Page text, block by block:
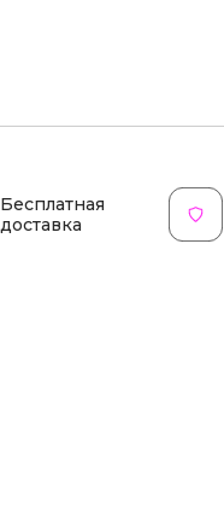
Бесплатная
доставка